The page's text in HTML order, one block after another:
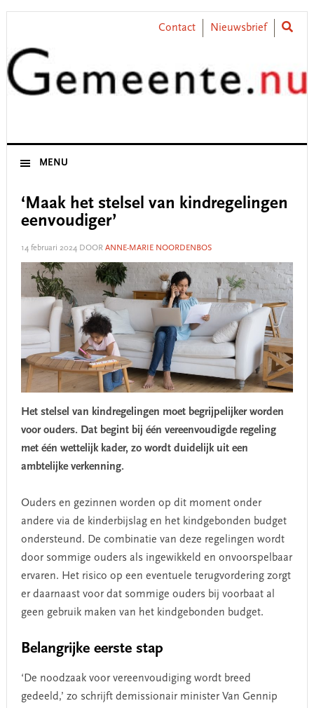
Skip
primary
navigation
Skip
content
Skip
primary
sidebar
Skip
footer
Contact Nieuwsbrief
MENU
‘Maak het stelsel van kindregelingen
eenvoudiger’
14 februari 2024DOOR ANNE-MARIE NOORDENBOS
Het stelsel van kindregelingen moet begrijpelijker worden
voor ouders. Dat begint bij één vereenvoudigde regeling
met één wettelijk kader, zo wordt duidelijk uit een
ambtelijke verkenning.
Ouders en gezinnen worden op dit moment onder
andere via de kinderbijslag en het kindgebonden budget
ondersteund. De combinatie van deze regelingen wordt
door sommige ouders als ingewikkeld en onvoorspelbaar
ervaren. Het risico op een eventuele terugvordering zorgt
er daarnaast voor dat sommige ouders bij voorbaat al
geen gebruik maken van het kindgebonden budget.
Belangrijke eerste stap
‘De noodzaak voor vereenvoudiging wordt breed
gedeeld,’ zo schrijft demissionair minister Van Gennip